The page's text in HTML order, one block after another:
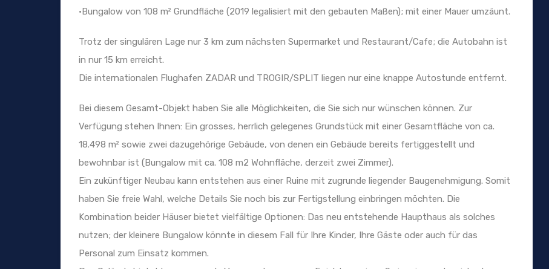
•Bungalow von 108 m² Grundfläche (2019 legalisiert mit den gebauten Maßen); mit einer Mauer umzäunt.
Trotz der singulären Lage nur 3 km zum nächsten Supermarket und Restaurant/Cafe; die Autobahn ist
in nur 15 km erreicht.
Die internationalen Flughafen ZADAR und TROGIR/SPLIT liegen nur eine knappe Autostunde entfernt.
Bei diesem Gesamt-Objekt haben Sie alle Möglichkeiten, die Sie sich nur wünschen können. Zur
Verfügung stehen Ihnen: Ein grosses, herrlich gelegenes Grundstück mit einer Gesamtfläche von ca.
18.498 m² sowie zwei dazugehörige Gebäude, von denen ein Gebäude bereits fertiggestellt und
bewohnbar ist (Bungalow mit ca. 108 m2 Wohnfläche, derzeit zwei Zimmer).
Ein zukünftiger Neubau kann entstehen aus einer Ruine mit zugrunde liegender Baugenehmigung. Somit
haben Sie freie Wahl, welche Details Sie noch bis zur Fertigstellung einbringen möchten. Die
Kombination beider Häuser bietet vielfältige Optionen: Das neu entstehende Haupthaus als solches
nutzen; der kleinere Bungalow könnte in diesem Fall für Ihre Kinder, Ihre Gäste oder auch für das
Personal zum Einsatz kommen.